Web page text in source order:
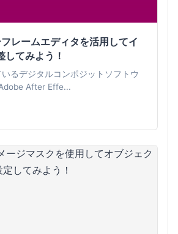
レームエディタを活用してイ
してみよう！
るデジタルコンポジットソフトウ
After Effe...